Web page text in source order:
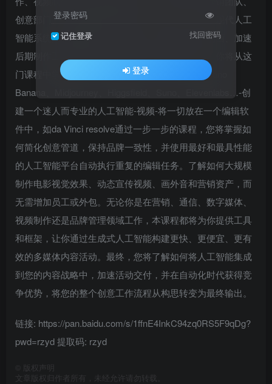
创意部门、代理机构和商业专业人士设计，揭示了现代人工
智能系统如何根据提示生成图像、将脚本转换为动画、加速
后期制作工作流程以及在全球市场中进行本地化。你将从这
门课程中学到什么？如何:-使用、VEO 3,Sora 2,Nano
Banana、Midjourney、Higgsfield、Suno、Elevenlabs…-创
建一个迷人而专业的人工智能-视频-将一切放在一个编辑软
件中，如da Vinci resolve通过一步一步的课程，您将掌握如
何简化创意管道，保持品牌一致性，并使用最好和最具性能
的人工智能平台自动执行重复的编辑任务。了解如何大规模
制作电影视觉效果、动态宣传视频、画外音和营销资产，而
无需增加员工或外包。无论你是在营销、通信、数字媒体、
视频制作还是品牌管理领域工作，本课程都将为你提供工具
和框架，让你通过生成式人工智能构建更快、更便宜、更有
效的多媒体内容活动。最终，您将了解如何将人工智能集成
到您的内容战略中，加速活动交付，并在自动化时代获得竞
争优势，将您的整个创意工作流程从构思转变为最终输出。
链接: https://pan.baidu.com/s/1ffnE4InkC94zq0RS5F9qDg?
pwd=rzyd 提取码: rzyd
版权声明
文章版权归作者所有，未经允许请勿转载。
登录密码
记住登录 找回密码
登录